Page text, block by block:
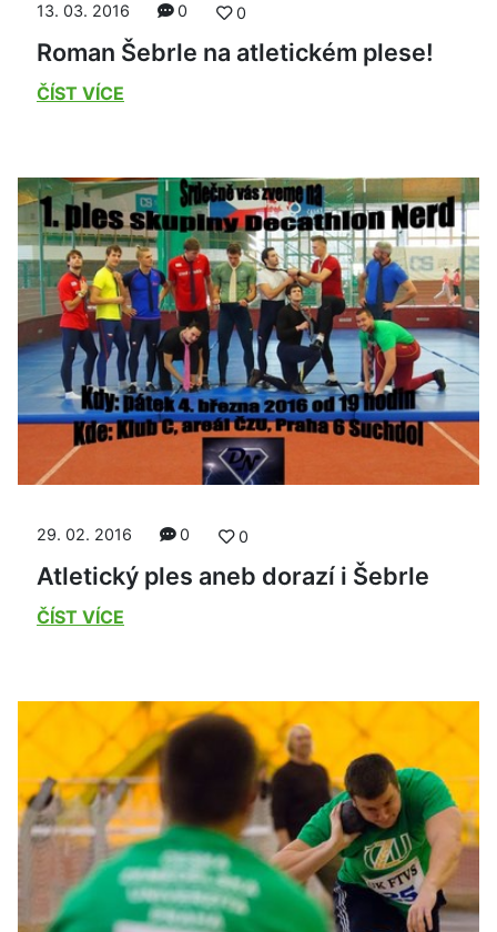
13. 03. 2016 0 0
Roman Šebrle na atletickém plese!
ČÍST VÍCE
29. 02. 2016 0 0
Atletický ples aneb dorazí i Šebrle
ČÍST VÍCE